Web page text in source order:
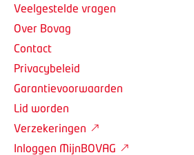
Veelgestelde vragen
Over Bovag
Contact
Privacybeleid
Garantievoorwaarden
Lid worden
Verzekeringen
Inloggen MijnBOVAG